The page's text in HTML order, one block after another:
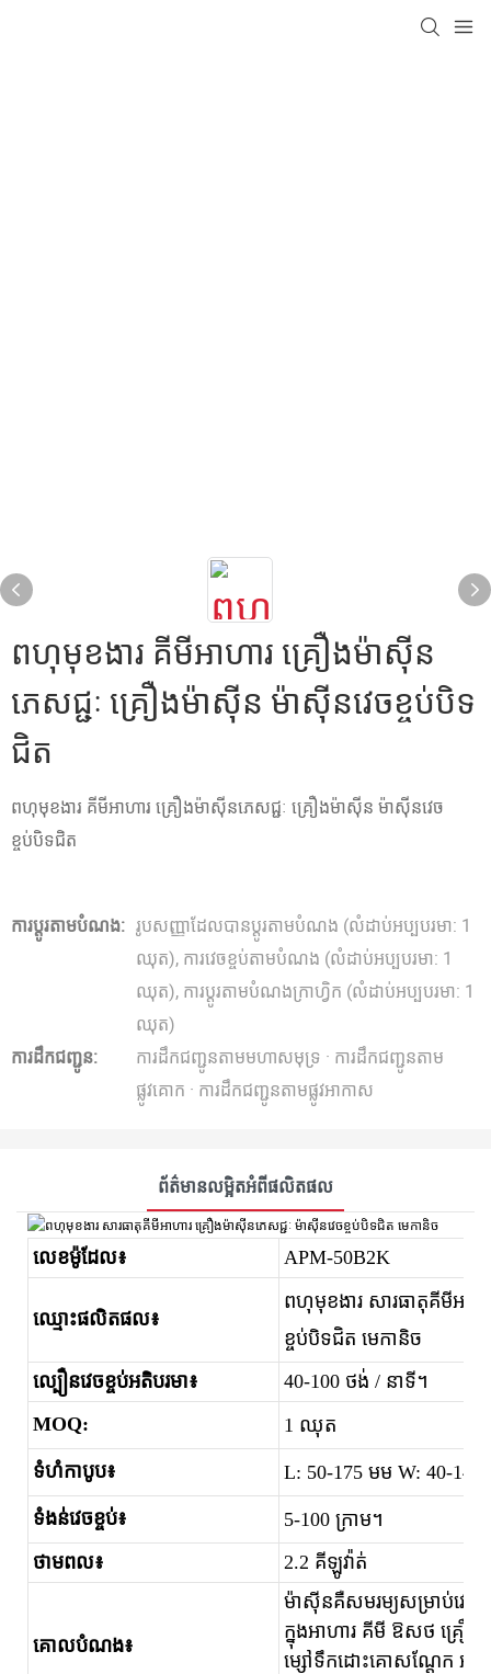
ពហុមុខងារ គីមីអាហារ គ្រឿងម៉ាស៊ីន
ភេសជ្ជៈ គ្រឿងម៉ាស៊ីន ម៉ាស៊ីនវេចខ្ចប់បិទ
ជិត
ពហុមុខងារ គីមីអាហារ គ្រឿងម៉ាស៊ីនភេសជ្ជៈ គ្រឿងម៉ាស៊ីន ម៉ាស៊ីនវេច
ខ្ចប់បិទជិត
ការប្ដូរតាមបំណង: រូបសញ្ញាដែលបានប្ដូរតាមបំណង (លំដាប់អប្បបរមា: 1
ឈុត), ការវេចខ្ចប់តាមបំណង (លំដាប់អប្បបរមា: 1
ឈុត), ការប្ដូរតាមបំណងក្រាហ្វិក (លំដាប់អប្បបរមា: 1
ឈុត)
ការដឹកជញ្ជូន:
ការដឹកជញ្ជូនតាមមហាសមុទ្រ · ការដឹកជញ្ជូនតាម
ផ្លូវគោក · ការដឹកជញ្ជូនតាមផ្លូវអាកាស
ព័ត៌មានលម្អិតអំពីផលិតផល
លេខ​ម៉ូដែល៖ APM-50B2K
ឈ្មោះផលិតផល៖
ពហុមុខងារ សារធាតុគីមីអាហ
ខ្ចប់បិទជិត មេកានិច
ល្បឿនវេចខ្ចប់អតិបរមា៖
40-100 ថង់ / នាទី។
MOQ:
1 ឈុត
ទំហំកាបូប៖ L: 50-175 មម W: 40-140
ទំងន់វេចខ្ចប់៖
5-100 ក្រាម។
ថាមពល៖
2.2 គីឡូវ៉ាត់
គោលបំណង៖
ម៉ាស៊ីនគឺសមរម្យសម្រាប់វេចខ្
ក្នុងអាហារ គីមី ឱសថ គ្រឿង
ម្សៅទឹកដោះគោសណ្តែក អា